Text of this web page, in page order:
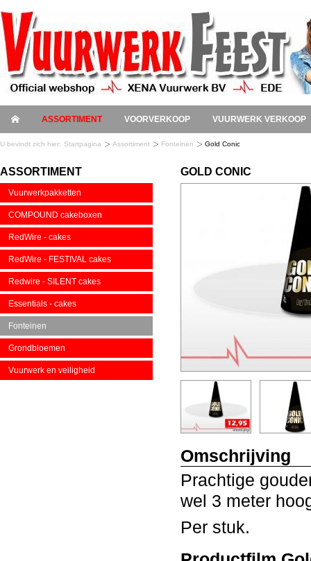
ASSORTIMENT VOORVERKOOP VUURWERK VERKOOP
U bevindt zich hier: Startpagina Assortiment Fonteinen Gold Conic
ASSORTIMENT
Vuurwerkpakketten
COMPOUND cakeboxen
RedWire - cakes
RedWire - FESTIVAL cakes
Redwire - SILENT cakes
Essentials - cakes
Fonteinen
Grondbloemen
Vuurwerk en veiligheid
GOLD CONIC
Omschrijving
Prachtige
wel 3 meter
Per stuk.